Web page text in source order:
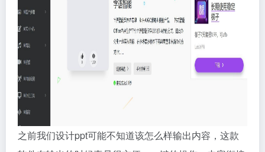
之前我们设计ppt可能不知道该怎么样输出内容，这款